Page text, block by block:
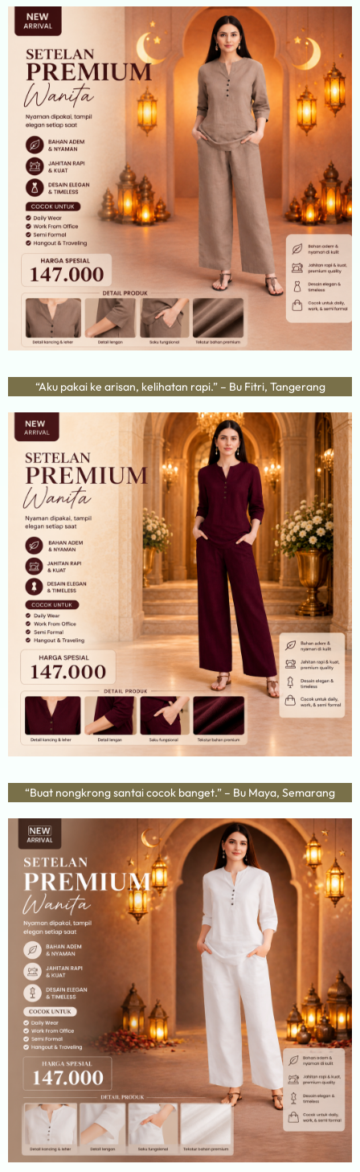
“Aku pakai ke arisan, kelihatan rapi.” – Bu Fitri, Tangerang
“Buat nongkrong santai cocok banget.” – Bu Maya, Semarang